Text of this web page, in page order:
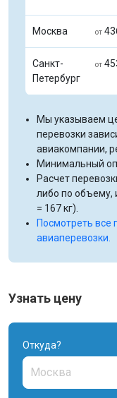
Москва от
Санкт-
Петербург
от
Мы указываем
перевозки
авиакомпании,
Минимальный
Расчет
либо по объему,
= 167 кг).
Посмотреть все
авиаперевозки.
Узнать цену
Откуда?